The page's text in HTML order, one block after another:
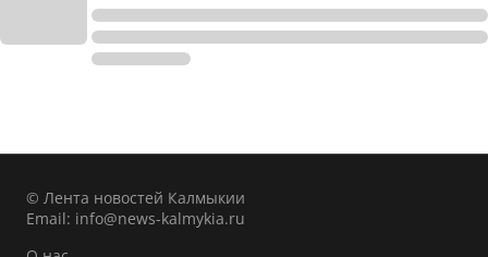
© Лента новостей Калмыкии
Email: info@news-kalmykia.ru